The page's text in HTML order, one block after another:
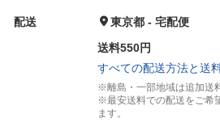
配送
東京都 - 宅配便
送料550円
すべての配送方法と送
※離島・一部地域は追加送
※最安送料での配送をご希
ます。